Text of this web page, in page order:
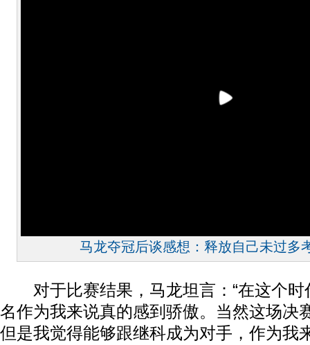
马龙夺冠后谈感想：释放自己未过多
对于比赛结果，马龙坦言：“在这个时
名作为我来说真的感到骄傲。当然这场决
但是我觉得能够跟继科成为对手，作为我